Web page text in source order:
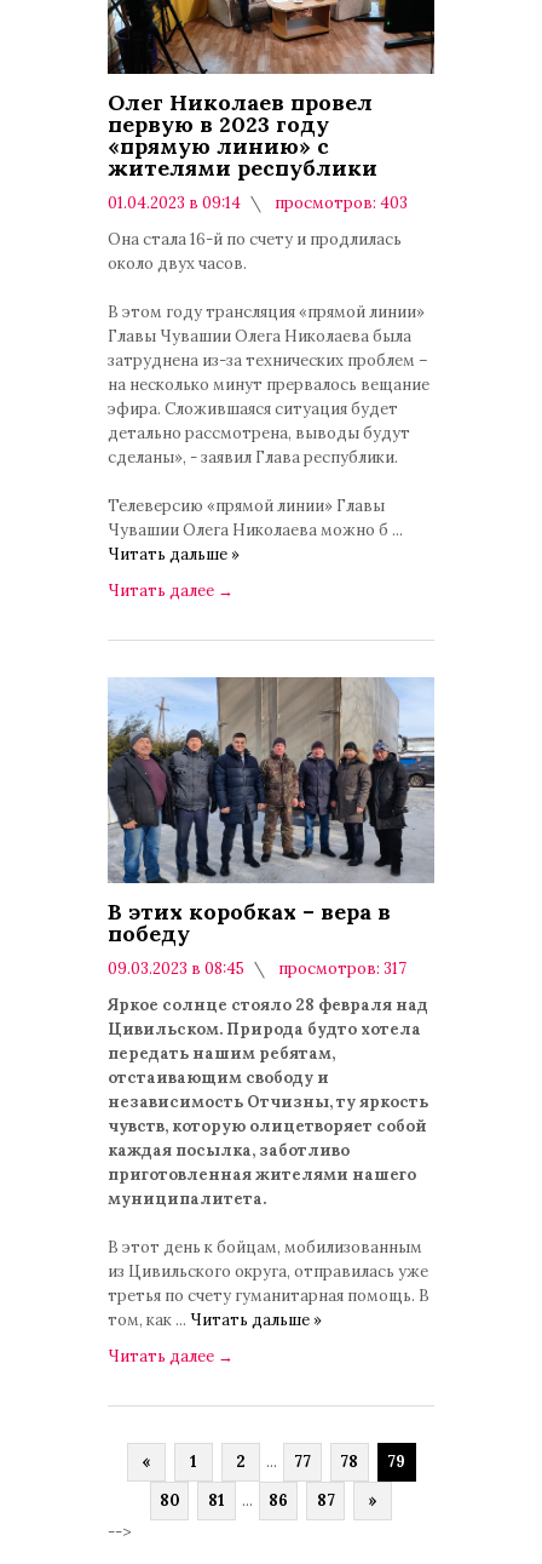
Олег Николаев провел
первую в 2023 году
«прямую линию» с
жителями республики
01.04.2023 в 09:14
просмотров: 403
Она стала 16-й по счету и продлилась
около двух часов.
В этом году трансляция «прямой линии»
Главы Чувашии Олега Николаева была
затруднена из-за технических проблем –
на несколько минут прервалось вещание
эфира. Сложившаяся ситуация будет
детально рассмотрена, выводы будут
сделаны», - заявил Глава республики.
Телеверсию «прямой линии» Главы
Чувашии Олега Николаева можно б ...
Читать дальше »
Читать далее →
В этих коробках – вера в
победу
09.03.2023 в 08:45
просмотров: 317
Яркое солнце стояло 28 февраля над
Цивильском. Природа будто хотела
передать нашим ребятам,
отстаивающим свободу и
независимость Отчизны, ту яркость
чувств, которую олицетворяет собой
каждая посылка, заботливо
приготовленная жителями нашего
муниципалитета.
В этот день к бойцам, мобилизованным
из Цивильского округа, отправилась уже
третья по счету гуманитарная помощь. В
том, как ... Читать дальше »
Читать далее →
« 1 2 ... 77 78
79
80
81 ... 86 87
»
-->